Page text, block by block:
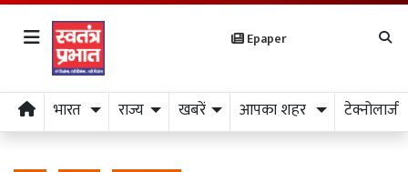
Epaper
भारत राज्य खबरें आपका शहर टेक्नोलाजी